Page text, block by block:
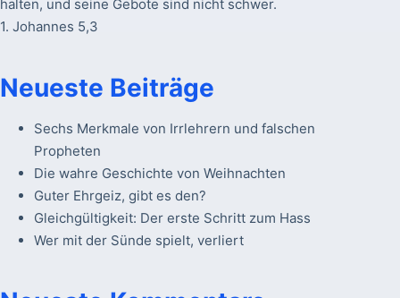
halten, und seine Gebote sind nicht schwer.
1. Johannes 5,3
Neueste Beiträge
Sechs Merkmale von Irrlehrern und falschen
Propheten
Die wahre Geschichte von Weihnachten
Guter Ehrgeiz, gibt es den?
Gleichgültigkeit: Der erste Schritt zum Hass
Wer mit der Sünde spielt, verliert